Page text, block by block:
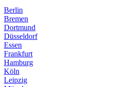
Berlin
Bremen
Dortmund
Düsseldorf
Essen
Frankfurt
Hamburg
Köln
Leipzig